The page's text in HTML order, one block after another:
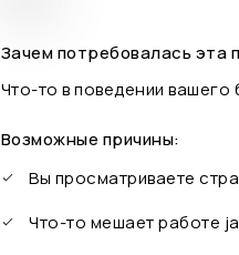
Зачем потребовалась эта
Что-то в поведении
Возможные причины:
Вы просматриваете
Что-то мешает работе